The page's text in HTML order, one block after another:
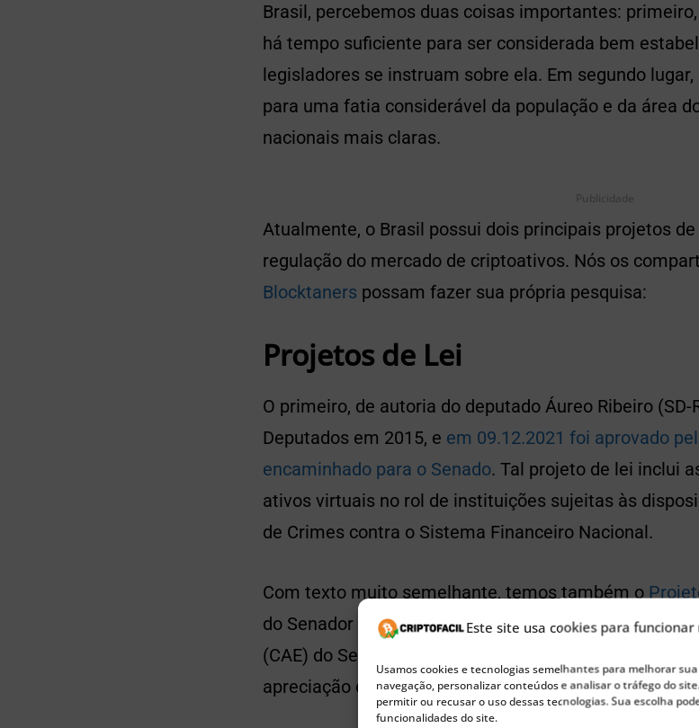
Este site usa cookies para
Usamos cookies e tecnologias semelhantes para melhorar
navegação, personalizar conteúdos e analisar o tráfego do
permitir ou recusar o uso dessas tecnologias. Sua escolha
funcionalidades do site.
Brasil, percebemos duas coisas importantes:
há tempo suficiente para ser considerada bem
legisladores se instruam sobre ela. Em segundo
para uma fatia considerável da população e da área
nacionais mais claras.
Publicidade
Atualmente, o Brasil possui dois principais projetos
regulação do mercado de criptoativos. Nós os
Blocktaners possam fazer sua própria pesquisa:
Projetos de Lei
O primeiro, de autoria do deputado Áureo Ribeiro
Deputados em 2015, e em 09.12.2021 foi aprovado
encaminhado para o Senado. Tal projeto de lei inclui
ativos virtuais no rol de instituições sujeitas às
de Crimes contra o Sistema Financeiro Nacional.
Com texto muito semelhante, temos também o
do Senador Flávio Arns (Rede PR). Aprovado pela
(CAE) do Senado em 22.02.2022, segue agora para
apreciação do Presidente da República.